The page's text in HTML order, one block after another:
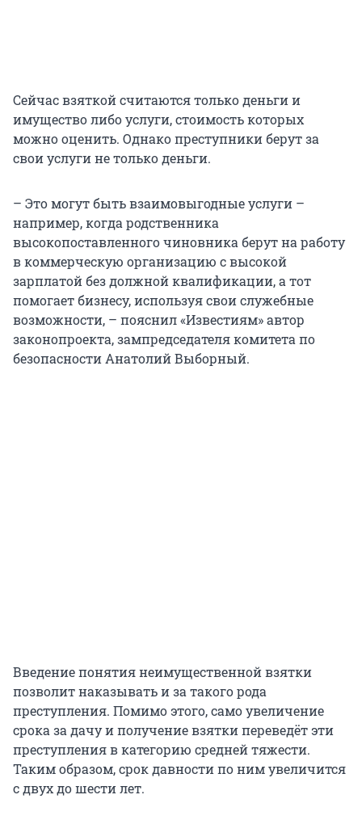
Сейчас взяткой считаются только деньги и
имущество либо услуги, стоимость которых
можно оценить. Однако преступники берут за
свои услуги не только деньги.
– Это могут быть взаимовыгодные услуги –
например, когда родственника
высокопоставленного чиновника берут на работу
в коммерческую организацию с высокой
зарплатой без должной квалификации, а тот
помогает бизнесу, используя свои служебные
возможности, – пояснил «Известиям» автор
законопроекта, зампредседателя комитета по
безопасности Анатолий Выборный.
Введение понятия неимущественной взятки
позволит наказывать и за такого рода
преступления. Помимо этого, само увеличение
срока за дачу и получение взятки переведёт эти
преступления в категорию средней тяжести.
Таким образом, срок давности по ним увеличится
с двух до шести лет.